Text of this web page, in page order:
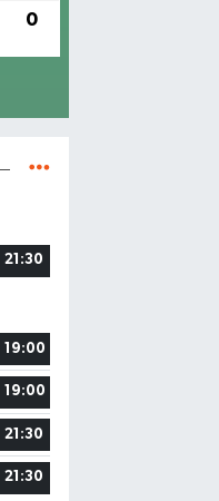
0
21:30
19:00
19:00
21:30
21:30